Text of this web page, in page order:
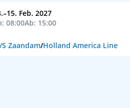
Feb. 2027
08:00Ab: 15:00
S Zaandam/Holland America Line